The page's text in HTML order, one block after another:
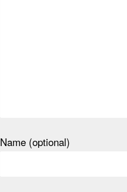
Name (optional)